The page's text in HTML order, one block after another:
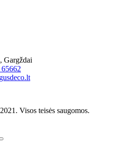
Gargždai
Visos teisės saugomos.